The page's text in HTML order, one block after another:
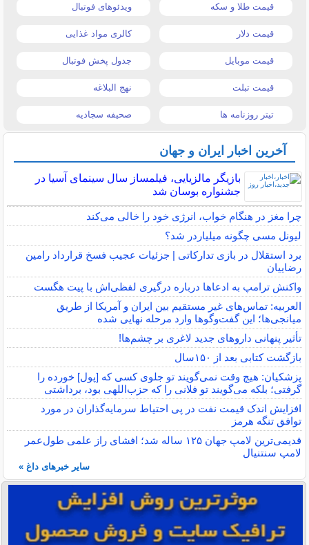
قیمت طلا و سکه ویدئوهای فوتبال
قیمت دلار کالری مواد غذایی
قیمت موبایل جدول پخش فوتبال
قیمت تبلت نهج البلاغه
تیتر روزنامه ها صحیفه سجادیه
آخرین اخبار ایران و جهان
بازیگر مالزیایی، فیلمساز سال سینمای آسیا در
جشنواره بوسان شد
چرا مغز در هنگام خواب، انرژی خود را خالی می‌کند
لیونل مسی چگونه میلیاردر شد؟
برد استقلال در بازی تدارکاتی | جزئیات عجیب فسخ قرارداد رامین
رضاییان
واکنش ترامپ به ادعاها درباره درگیری لفظی‌اش با پیت هگست
العربیه: تماس‌های غیر مستقیم بین ایران و آمریکا از طریق
میانجی‌ها؛ این گفت‌و‌گو‌ها وارد مرحله نهایی شده
تأثیر پنهانی داروهای جدید لاغری بر چشم‌ها!
بازگشت کتابی بعد از ۱۵۰سال
پزشکیان: هیچ وقت نمی‌گویند تو جلوی کسی که [پول] خورده را
گرفتی؛ بلکه می‌گویند تو فلانی را که حزب‌اللهی بود، برداشتی
افزایش اندک قیمت نفت در پی احتیاط سرمایه‌گذاران در مورد
توافق تنگه هرمز
قدیمی‌ترین لامپ جهان ۱۲۵ ساله شد؛ افشای راز علمی طول‌عمر
لامپ سنتنیال
سایر خبرهای داغ »